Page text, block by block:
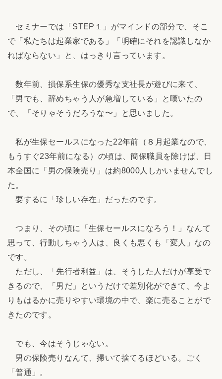
セミナーでは「STEP１」がマインドの部分で、そこ
で「私たちは起業家である」「明確にそれを認識しなか
ればならない」と、はっきり言っています。
数年前、損保系生保の優秀な支社長が遊びに来て、
「男でも、辞めちゃう人が急増している」と嘆いたの
で、「そりゃそうだろうな〜」と思いました。
私が生保セールスになった22年前（８月起業なので、
もうすぐ23年前になる）の頃は、簡保職員を除けば、日
本全国に「男の保険売り」は約8000人しかいませんでし
た。
要するに「珍しい存在」だったのです。
つまり、その頃に「生保セールスになろう！」なんて
思って、行動しちゃう人は、良くも悪くも「変人」なの
です。
ただし、「先行者利益」は、そうした人だけが享受で
きるので、「男だ」というだけで差別化ができて、今よ
りもはるかに売りやすい環境の中で、楽に売ることがで
きたのです。
でも、今はそうじゃない。
男の保険売りなんて、掃いて捨てるほどいる。ごく
「普通」。